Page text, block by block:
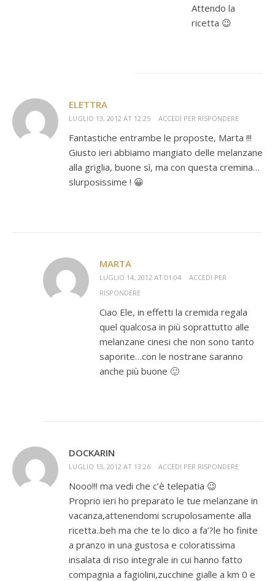
Attendo la
ricetta 😉
ELETTRA
LUGLIO 13, 2012 AT 12:25 ACCEDI PER RISPONDERE
Fantastiche entrambe le proposte, Marta !!!
Giusto ieri abbiamo mangiato delle melanzane
alla griglia, buone sì, ma con questa cremina…
slurposissime ! 😀
MARTA
LUGLIO 14, 2012 AT 01:04
ACCEDI PER
RISPONDERE
Ciao Ele, in effetti la cremida regala
quel qualcosa in più soprattutto alle
melanzane cinesi che non sono tanto
saporite…con le nostrane saranno
anche più buone 🙂
DOCKARIN
LUGLIO 13, 2012 AT 13:26 ACCEDI PER RISPONDERE
Nooo!!! ma vedi che c’è telepatia 😉
Proprio ieri ho preparato le tue melanzane in
vacanza,attenendomi scrupolosamente alla
ricetta..beh ma che te lo dico a fa’?le ho finite
a pranzo in una gustosa e coloratissima
insalata di riso integrale in cui hanno fatto
compagnia a fagiolini,zucchine gialle a km 0 e